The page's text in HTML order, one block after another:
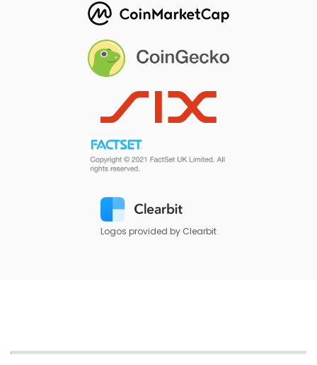
Logos provided by Clearbit